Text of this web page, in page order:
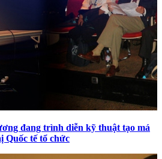
đang trình diễn kỹ thuật tạo má
Quốc tế tổ chức